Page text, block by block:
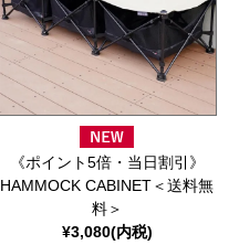
《ポイント5倍・当日割引》
HAMMOCK CABINET＜送料無
料＞
¥3,080(内税)